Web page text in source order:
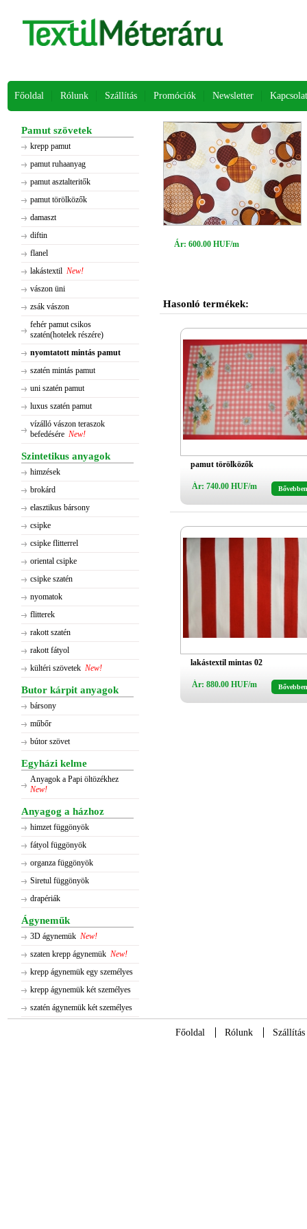
Főoldal Rólunk Szállítás Promóciók Newsletter Kapcsolat
Pamut szövetek
krepp pamut
pamut ruhaanyag
pamut asztalteritők
pamut törölközők
damaszt
diftin
flanel
lakástextil New!
vászon üni
zsák vászon
fehér pamut csikos
szatén(hotelek részére)
nyomtatott mintás pamut
szatén mintás pamut
uni szatén pamut
luxus szatén pamut
vízálló vászon teraszok
befedésére New!
Szintetikus anyagok
himzések
brokárd
elasztikus bársony
csipke
csipke flitterrel
oriental csipke
csipke szatén
nyomatok
flitterek
rakott szatén
rakott fátyol
kültéri szövetek New!
Butor kárpit anyagok
bársony
műbőr
bútor szövet
Egyházi kelme
Anyagok a Papi öltözékhez
New!
Anyagog a házhoz
himzet függönyök
fátyol függönyök
organza függönyök
Siretul függönyök
drapériák
Ágyneműk
3D ágynemük New!
szaten krepp ágynemük New!
krepp ágynemük egy személyes
krepp ágynemük két személyes
szatén ágynemük két személyes
Ár: 600.00 HUF/m
Hasonló termékek:
pamut törölközők
Ár: 740.00 HUF/m Bővebben
lakástextil mintas 02
Ár: 880.00 HUF/m Bővebben
Főoldal Rólunk Szállítás